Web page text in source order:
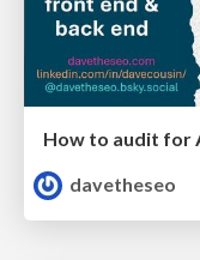
davetheseo